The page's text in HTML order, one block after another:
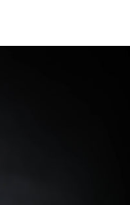
son animal